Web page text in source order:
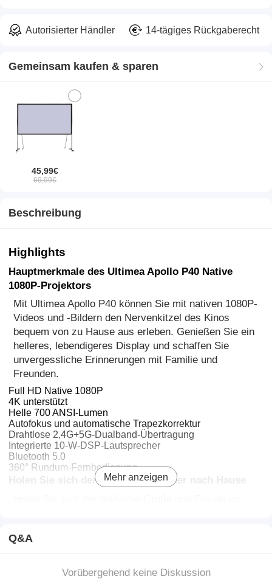
Autorisierter Händler 14-tägiges Rückgaberecht
Gemeinsam kaufen & sparen
45,99€
69,99€
Beschreibung
Highlights
Hauptmerkmale des Ultimea Apollo P40 Native
1080P-Projektors
Mit Ultimea Apollo P40 können Sie mit nativen 1080P-
Videos und -Bildern den Nervenkitzel des Kinos
bequem von zu Hause aus erleben. Genießen Sie ein
helleres, lebendigeres Display und schaffen Sie
unvergessliche Erinnerungen mit Familie und
Freunden.
Full HD Native 1080P
4K unterstützt
Helle 700 ANSI-Lumen
Autofokus und automatische Trapezkorrektur
Drahtlose 2,4G+5G-Dualband-Übertragung
Integrierte 10-W-DSP-Lautsprecher
Bluetooth 5.0
360° Rundum-Fernbedienung
Holen Sie sich den großen Fernseher nach Hause
oder im Freien in die riesige Filmszene ein. Die ideale
bis 254 cm großen Bildschirm, sodass Sie einen
Mehr anzeigen
Q&A
Vorübergehend keine Diskussion